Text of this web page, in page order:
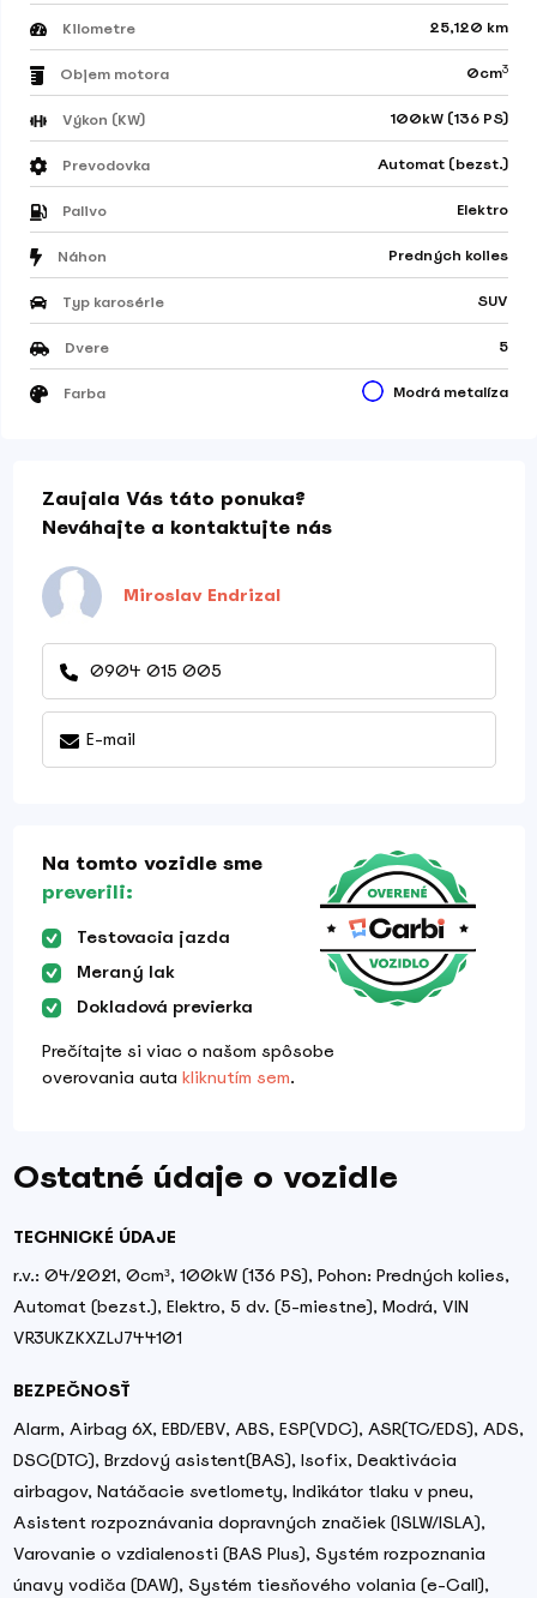
Kilometre 25,120 km
Objem motora 0cm3
Výkon (KW) 100kW (136 PS)
Prevodovka Automat (bezst.)
Palivo Elektro
Náhon Predných kolies
Typ karosérie SUV
Dvere 5
Farba Modrá metalíza
Zaujala Vás táto ponuka?
Neváhajte a kontaktujte nás
Miroslav Endrizal
0904 015 005
E-mail
Na tomto vozidle sme
preverili:
Testovacia jazda
Meraný lak
Dokladová previerka
Prečítajte si viac o našom spôsobe
overovania auta kliknutím sem.
Ostatné údaje o vozidle
TECHNICKÉ ÚDAJE
r.v.: 04/2021, 0cm³, 100kW (136 PS), Pohon: Predných kolies,
Automat (bezst.), Elektro, 5 dv. (5-miestne), Modrá, VIN
VR3UKZKXZLJ744101
BEZPEČNOSŤ
Alarm, Airbag 6X, EBD/EBV, ABS, ESP(VDC), ASR(TC/EDS), ADS,
DSC(DTC), Brzdový asistent(BAS), Isofix, Deaktivácia
airbagov, Natáčacie svetlomety, Indikátor tlaku v pneu,
Asistent rozpoznávania dopravných značiek (ISLW/ISLA),
Varovanie o vzdialenosti (BAS Plus), Systém rozpoznania
únavy vodiča (DAW), Systém tiesňového volania (e-Call),